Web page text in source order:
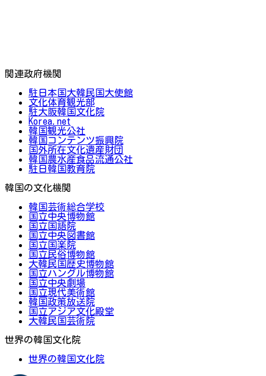
関連政府機関
駐日本国大韓民国大使館
文化体育観光部
駐大阪韓国文化院
Korea.net
韓国観光公社
韓国コンテンツ振興院
国外所在文化遺産財団
韓国農水産食品流通公社
駐日韓国教育院
韓国の文化機関
韓国芸術総合学校
国立中央博物館
国立国語院
国立中央図書館
国立国楽院
国立民俗博物館
大韓民国歴史博物館
国立ハングル博物館
国立中央劇場
国立現代美術館
韓国政策放送院
国立アジア文化殿堂
大韓民国芸術院
世界の韓国文化院
世界の韓国文化院